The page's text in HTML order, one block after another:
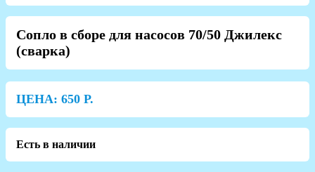
Сопло в сборе для насосов 70/50 Джилекс
(сварка)
ЦЕНА: 650 Р.
Есть в наличии